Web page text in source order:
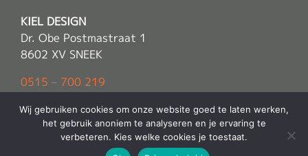
KIEL DESIGN
Dr. Obe Postmastraat 1
8602 XV SNEEK
0515 – 700 219
Kiel Design| Alle rechten voorbehouden |
Wij gebruiken cookies om onze website goed te laten werken,
het gebruik anoniem te analyseren en je ervaring te
verbeteren. Kies welke cookies je toestaat.